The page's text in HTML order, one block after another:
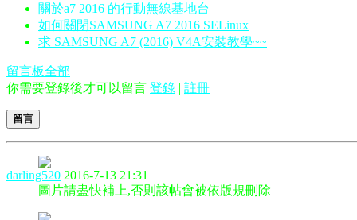
關於a7 2016 的行動無線基地台
如何關閉SAMSUNG A7 2016 SELinux
求 SAMSUNG A7 (2016) V4A安裝教學~~
留言板全部
你需要登錄後才可以留言 登錄 | 註冊
留言
darling520 2016-7-13 21:31
圖片請盡快補上,否則該帖會被依版規刪除